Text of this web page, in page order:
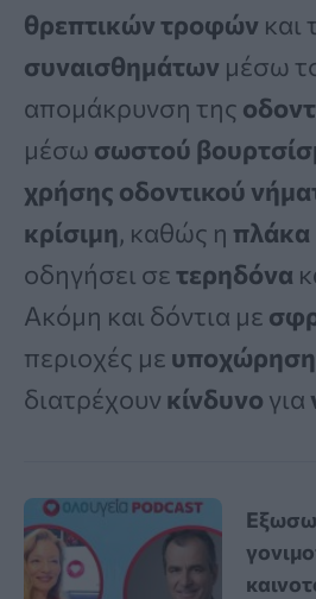
θρεπτικών τροφών και
συναισθημάτων μέσω
απομάκρυνση της
μέσω σωστού
χρήσης οδοντικού
κρίσιμη, καθώς η πλάκα
οδηγήσει σετερηδόνα
Ακόμη και δόντια με
περιοχές με
διατρέχουν κίνδυνο για